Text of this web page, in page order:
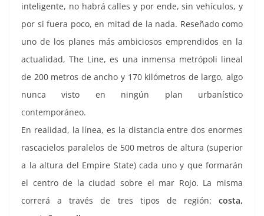
inteligente, no habrá calles y por ende, sin vehículos, y
por si fuera poco, en mitad de la nada. Reseñado como
uno de los planes más ambiciosos emprendidos en la
actualidad, The Line, es una inmensa metrópoli lineal
de 200 metros de ancho y 170 kilómetros de largo, algo
nunca visto en ningún plan urbanístico
contemporáneo.
En realidad, la línea, es la distancia entre dos enormes
rascacielos paralelos de 500 metros de altura (superior
a la altura del Empire State) cada uno y que formarán
el centro de la ciudad sobre el mar Rojo. La misma
correrá a través de tres tipos de región: costa,